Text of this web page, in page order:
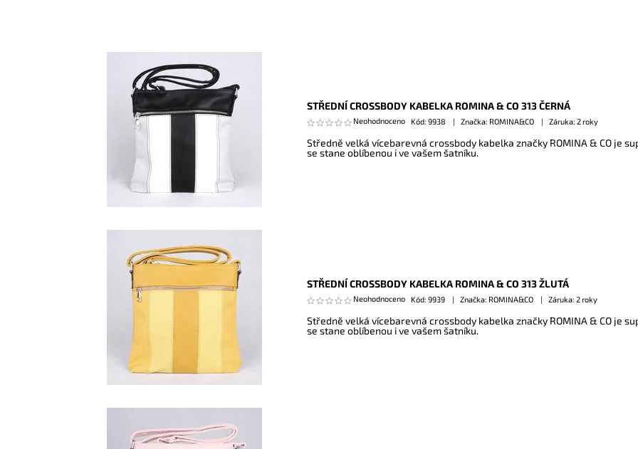
STŘEDNÍ CROSSBODY KABELKA ROMINA & CO 313 ČERNÁ
Neohodnoceno Kód: 9938 Značka: ROMINA&CO Záruka: 2 roky
Středně velká vícebarevná crossbody kabelka značky ROMINA & CO je
se stane oblíbenou i ve vašem šatníku.
STŘEDNÍ CROSSBODY KABELKA ROMINA & CO 313 ŽLUTÁ
Neohodnoceno Kód: 9939 Značka: ROMINA&CO Záruka: 2 roky
Středně velká vícebarevná crossbody kabelka značky ROMINA & CO je
se stane oblíbenou i ve vašem šatníku.